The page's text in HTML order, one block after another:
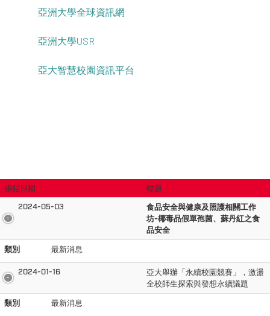
亞洲大學全球資訊網
亞洲大學USR
亞大智慧校園資訊平台
張貼日期
標題
2024-05-03
食品安全與健康及照護相關工作
坊-椰毒品假單孢菌、蘇丹紅之食
品安全
類別
最新消息
2024-01-16
亞大舉辦「永續校園競賽」，激盪
全校師生探索與發想永續議題
類別
最新消息